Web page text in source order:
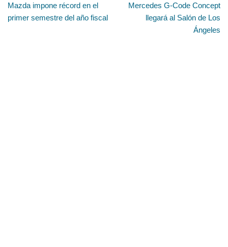
Mazda impone récord en el
primer semestre del año fiscal
Mercedes G-Code Concept
llegará al Salón de Los
Ángeles